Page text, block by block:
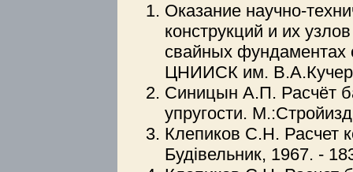
Оказание научно-
конструкций и их
свайных фундаментах
ЦНИИСК им.
Синицын А.П. Расчёт
упругости.
Клепиков С.Н. Расчет
Будiвельник, 1967. -